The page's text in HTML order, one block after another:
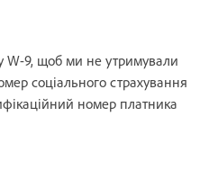
W-9, щоб ми не утримували
соціального страхування
номер платника